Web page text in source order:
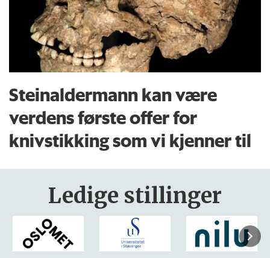
Steinaldermann kan være
verdens første offer for
knivstikking som vi kjenner til
Ledige stillinger